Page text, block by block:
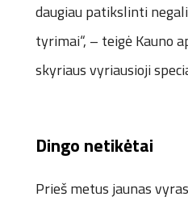
daugiau patikslinti
tyrimai“, – teigė Kauno
skyriaus vyriausioji
Dingo netikėtai
Prieš metus jaunas